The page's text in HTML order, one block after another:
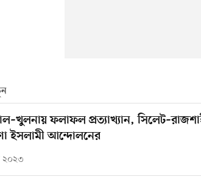
ফলাফল প্রত্যাখ্যান,
ইসলামী আন্দোলনের
২০২৩